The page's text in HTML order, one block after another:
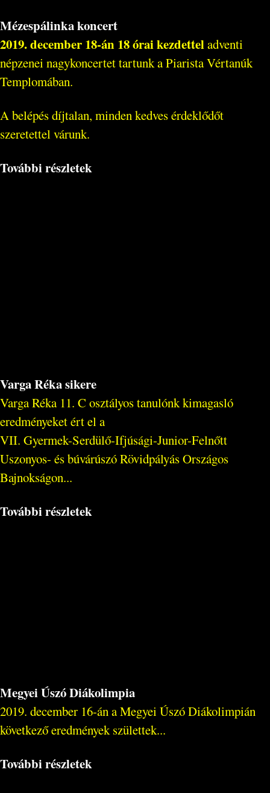
Mézespálinka koncert
2019. december 18-án 18 órai kezdetteladventi
népzenei nagykoncertet tartunk a Piarista Vértanúk
Templomában.
A belépés díjtalan, minden kedves érdeklődőt
szeretettel várunk.
További részletek
Varga Réka sikere
Varga Réka 11. C osztályos tanulónk kimagasló
eredményeket ért el a
VII. Gyermek-Serdülő-Ifjúsági-Junior-Felnőtt
Uszonyos- és búvárúszó Rövidpályás Országos
Bajnokságon...
További részletek
Megyei Úszó Diákolimpia
2019. december 16-án a Megyei Úszó Diákolimpián
következő eredmények születtek...
További részletek